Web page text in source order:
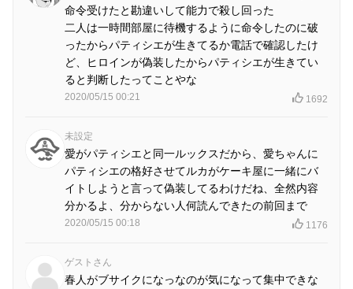
命令受けたと勘違いして能力で殺し回った
二人は一時間部屋に待機するように命令したのに破
ったからパティシエが生きてるか電話で確認したけ
ど、ヒロインが偽装したからパティシエが生きてい
ると判断したってことやな
2020/05/15 00:21 1692
未設定
愛がパティシエと同一ルックスだから、愛ちゃんに
パティシエの格好させてルカがケーキ屋に一緒にバ
イトしようと言って偽装してるわけだね、全然内容
分かるよ、分からない人何読んできたの前回まで
2020/05/15 00:18 1176
ゲストさん
春人がブサイクになっなのが気になって集中できな